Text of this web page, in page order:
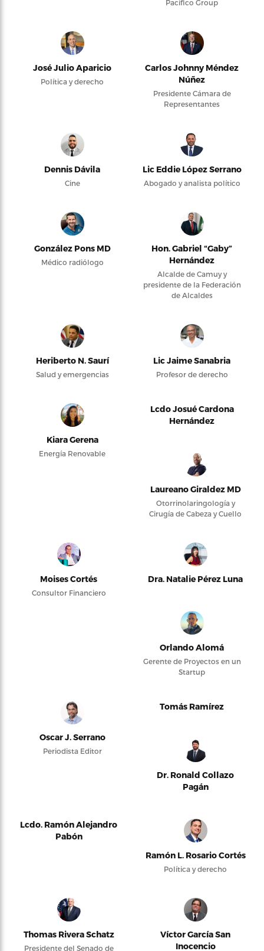
Pacifico Group
José Julio Aparicio
Política y derecho
Carlos Johnny Méndez
Núñez
Presidente Cámara de
Representantes
Dennis Dávila
Cine
Lic Eddie López Serrano
Abogado y analista político
González Pons MD
Médico radiólogo
Hon. Gabriel “Gaby”
Hernández
Alcalde de Camuy y
presidente de la Federación
de Alcaldes
Heriberto N. Saurí
Salud y emergencias
Lic Jaime Sanabria
Profesor de derecho
Kiara Gerena
Energía Renovable
Lcdo Josué Cardona
Hernández
Laureano Giraldez MD
Otorrinolaringología y
Cirugía de Cabeza y Cuello
Moises Cortés
Consultor Financiero
Dra. Natalie Pérez Luna
Orlando Alomá
Gerente de Proyectos en un
Startup
Oscar J. Serrano
Periodista Editor
Tomás Ramírez
Dr. Ronald Collazo
Pagán
Lcdo. Ramón Alejandro
Pabón
Ramón L. Rosario Cortés
Política y derecho
Thomas Rivera Schatz
Presidente del Senado de
Víctor García San
Inocencio